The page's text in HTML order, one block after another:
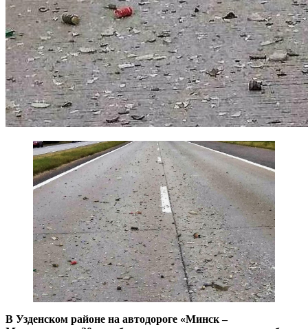
В Узденском районе на автодороге «Минск –